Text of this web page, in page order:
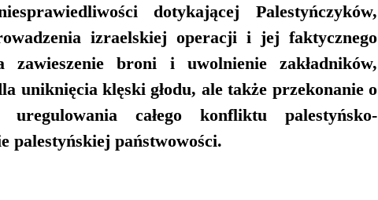
dotykającej Palestyńczyków,
izraelskiej operacji i jej faktycznego
zawieszenie broni i uwolnienie zakładników,
uniknięcia klęski głodu, ale także przekonanie o
uregulowania całego konfliktu palestyńsko-
palestyńskiej państwowości.